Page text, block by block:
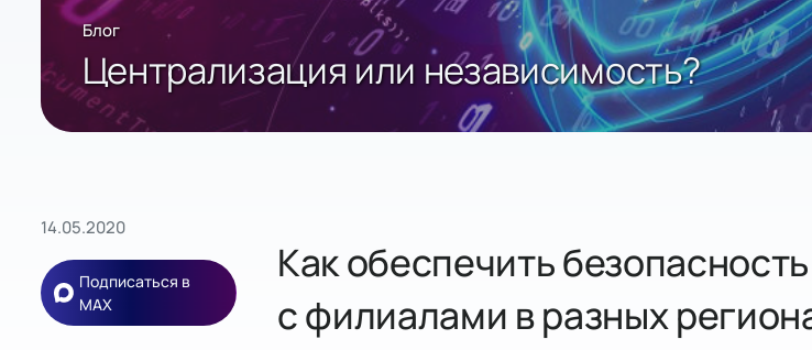
Блог
Централизация или независимость?
14.05.2020
Подписаться в
MAX
Как обеспечить
с филиалами в разных